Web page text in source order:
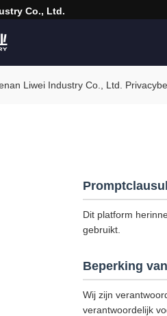
Co., Ltd.
Liwei Industry Co., Ltd.
Dit platform
gebruikt.
Beperking
Wij zijn
verantwoordelijk